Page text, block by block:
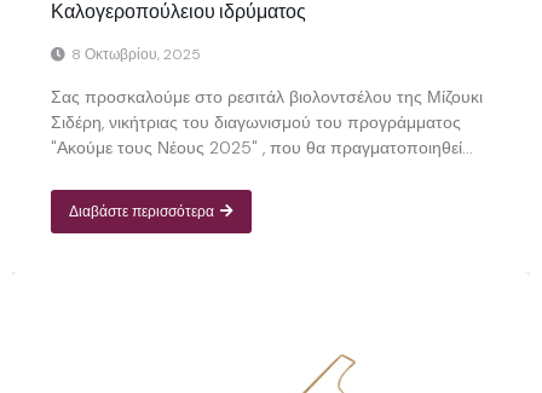
Καλογεροπούλειου ιδρύματος
8 Οκτωβρίου, 2025
Σας προσκαλούμε στο ρεσιτάλ βιολοντσέλου της Μίζουκι
Σιδέρη, νικήτριας του διαγωνισμού του προγράμματος
"Ακούμε τους Νέους 2025" , που θα πραγματοποιηθεί...
Διαβάστε περισσότερα